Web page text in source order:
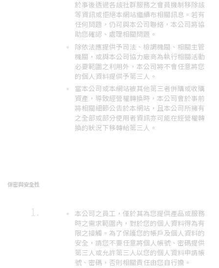
於事後透過各該社群服務之會員機制移除該
等資訊或拒絕本網站繼續布相關訊息。若有
任何問題，仍可與本公司聯絡，本公司將協
助您確認、處理相關問題。
除依法應提供予司法、檢調機關、相關主管
機關，或與本公司協力廠商為執行相關活動
必要範圍之利用外，本公司將不會任意將您
的個人資料提供予第三人。
當本公司或本網站被其他第三者併購或收購
資產，導致經營權轉換時，本公司會於事前
將相關細節公告於本網站，且本公司所擁有
之全部或部分使用者資訊亦可能在經營權轉
換的狀況下移轉給第三人。
保密與安全性
本公司之員工，僅於其為您提供產品或服務
時之需求範圍內，對於您的個人資料得為有
限之接觸。為了保護您的帳戶及個人資料的
安全，請您不要任意將個人帳號、密碼提供
第三人或允許第三人以您的個人資料申請帳
號、密碼，否則相關責任由您自行擔。